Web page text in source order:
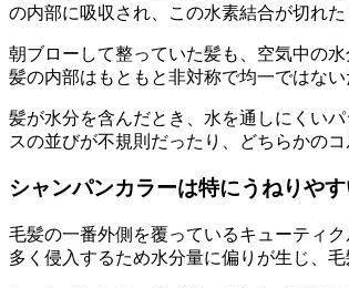
の内部に吸収され、この水素結合が切れ
朝ブローして整っていた髪も、空気中の
髪の内部はもともと非対称で均一ではな
髪が水分を含んだとき、水を通しにくい
スの並びが不規則だったり、どちらかの
シャンパンカラーは特にうねりやす
毛髪の一番外側を覆っているキューティ
多く侵入するため水分量に偏りが生じ、